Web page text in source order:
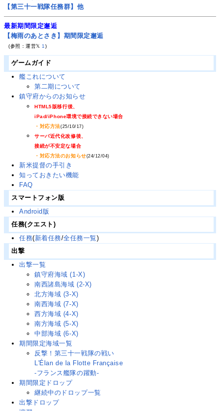
【第三十一戦隊任務群】他
最新期間限定邂逅
【梅雨のあとさき】期間限定邂逅
(参照：運営𝕏1)
ゲームガイド
艦これについて
第二期について
鎮守府からのお知らせ
HTML5版移行後、
iPad/iPhone環境で接続できない場合
・対応方法(25/10/17)
サーバ近代化改修後、
接続が不安定な場合
・対応方法のお知らせ(24/12/04)
新米提督の手引き
知っておきたい機能
FAQ
スマートフォン版
Android版
任務(クエスト)
任務(新着任務/全任務一覧)
出撃
出撃一覧
鎮守府海域 (1-X)
南西諸島海域 (2-X)
北方海域 (3-X)
南西海域 (7-X)
西方海域 (4-X)
南方海域 (5-X)
中部海域 (6-X)
期間限定海域一覧
反撃！第三十一戦隊の戦い
L'Élan de la Flotte Française
-フランス艦隊の躍動-
期間限定ドロップ
継続中のドロップ一覧
出撃ドロップ